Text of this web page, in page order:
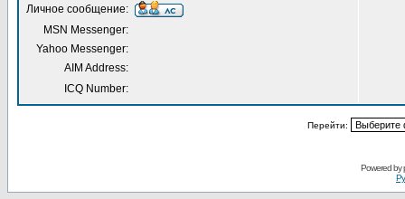
Личное сообщение:
MSN Messenger:
Yahoo Messenger:
AIM Address:
ICQ Number:
Перейти:
Powered by